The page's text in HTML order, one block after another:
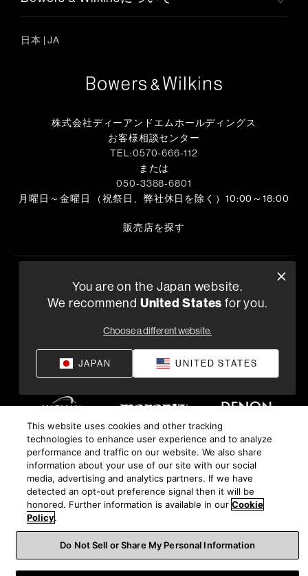
日本 | JA
株式会社ディーアンドエムホールディングス
お客様相談センター
TEL:0570-666-112
または
050-3388-6801
月曜日～金曜日 （祝祭日、弊社休日を除く）10:00～18:00
販売店を探す
プライバシーポリシーコンプライアンス供給条件
Harman International Industries, Incorporated 無断転載を禁
You are on the Japan website.
We recommend United States for you.
Choose a different website.
JAPAN UNITED STATES
This website uses cookies and other tracking
technologies to enhance user experience and to analyze
performance and traffic on our website. We also share
information about your use of our site with our social
media, advertising and analytics partners. If we have
detected an opt-out preference signal then it will be
honored. Further information is available in our Cookie
Policy.
Do Not Sell or Share My Personal Information